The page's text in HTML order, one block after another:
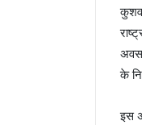
के
इस